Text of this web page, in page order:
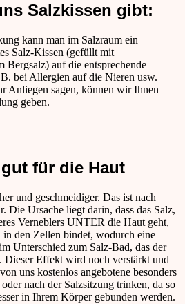
Salzkissen gibt:
kann man im Salzraum ein
Salz-Kissen (gefüllt mit
Bergsalz) auf die entsprechende
bei Allergien auf die Nieren usw.
Anliegen sagen, können wir Ihnen
geben.
für die Haut
und geschmeidiger. Das ist nach
Die Ursache liegt darin, dass das Salz,
Verneblers UNTER die Haut geht,
den Zellen bindet, wodurch eine
Unterschied zum Salz-Bad, das der
Dieser Effekt wird noch verstärkt und
uns kostenlos angebotene besonders
nach der Salzsitzung trinken, da so
in Ihrem Körper gebunden werden.